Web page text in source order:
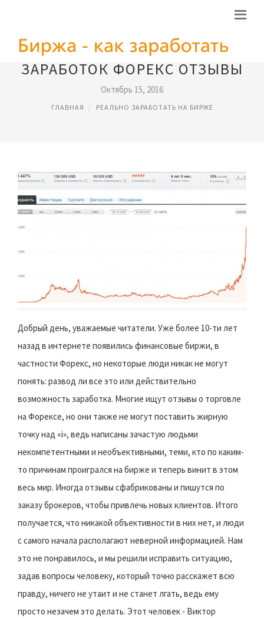
ЗАРАБОТОК ФОРЕКС ОТЗЫВЫ
Октябрь 15, 2016
ГЛАВНАЯ РЕАЛЬНО ЗАРАБОТАТЬ НА БИРЖЕ
Добрый день, уважаемые читатели. Уже более 10-ти лет
назад в интернете появились финансовые биржи, в
частности Форекс, но некоторые люди никак не могут
понять: развод ли все это или действительно
возможность заработка. Многие ищут отзывы о торговле
на Форексе, но они также не могут поставить жирную
точку над «i», ведь написаны зачастую людьми
некомпетентными и необъективными, теми, кто по каким-
то причинам проигрался на бирже и теперь винит в этом
весь мир. Иногда отзывы сфабрикованы и пишутся по
заказу брокеров, чтобы привлечь новых клиентов. Итого
получается, что никакой объективности в них нет, и люди
с самого начала располагают неверной информацией. Нам
это не понравилось, и мы решили исправить ситуацию,
задав вопросы человеку, который точно расскажет всю
правду, ничего не утаит и не станет лгать, ведь ему
просто незачем это делать. Этот человек - Виктор